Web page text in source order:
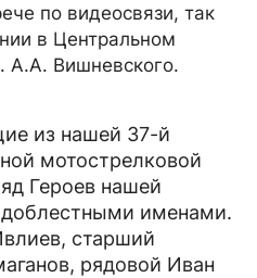
по видеосвязи, так
в Центральном
А.А. Вишневского.
из нашей 37-й
мотострелковой
Героев нашей
именами.
старший
рядовой Иван